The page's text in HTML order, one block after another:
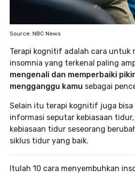
Source: NBC News
Terapi kognitif adalah cara untuk
insomnia yang terkenal paling
mengenali dan memperbaiki
mengganggu kamu sebagai
Selain itu terapi kognitif juga bisa
informasi seputar kebiasaan
kebiasaan tidur seseorang
siklus tidur yang baik.
Itulah 10 cara menyembuhkan